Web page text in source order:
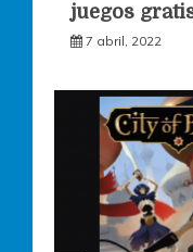
juegos
7 abril, 2022